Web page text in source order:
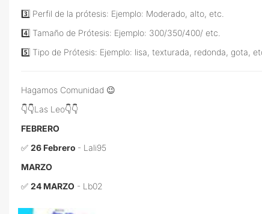
3️⃣ Perfil de la prótesis: Ejemplo: Moderado, alto, etc.
4️⃣ Tamaño de Prótesis: Ejemplo: 300/350/400/ etc.
5️⃣ Tipo de Prótesis: Ejemplo: lisa, texturada, redonda, gota,
Hagamos Comunidad 😉
👇👇Las Leo👇👇
FEBRERO
✅ 26 Febrero - Lali95
MARZO
✅ 24 MARZO - Lb02